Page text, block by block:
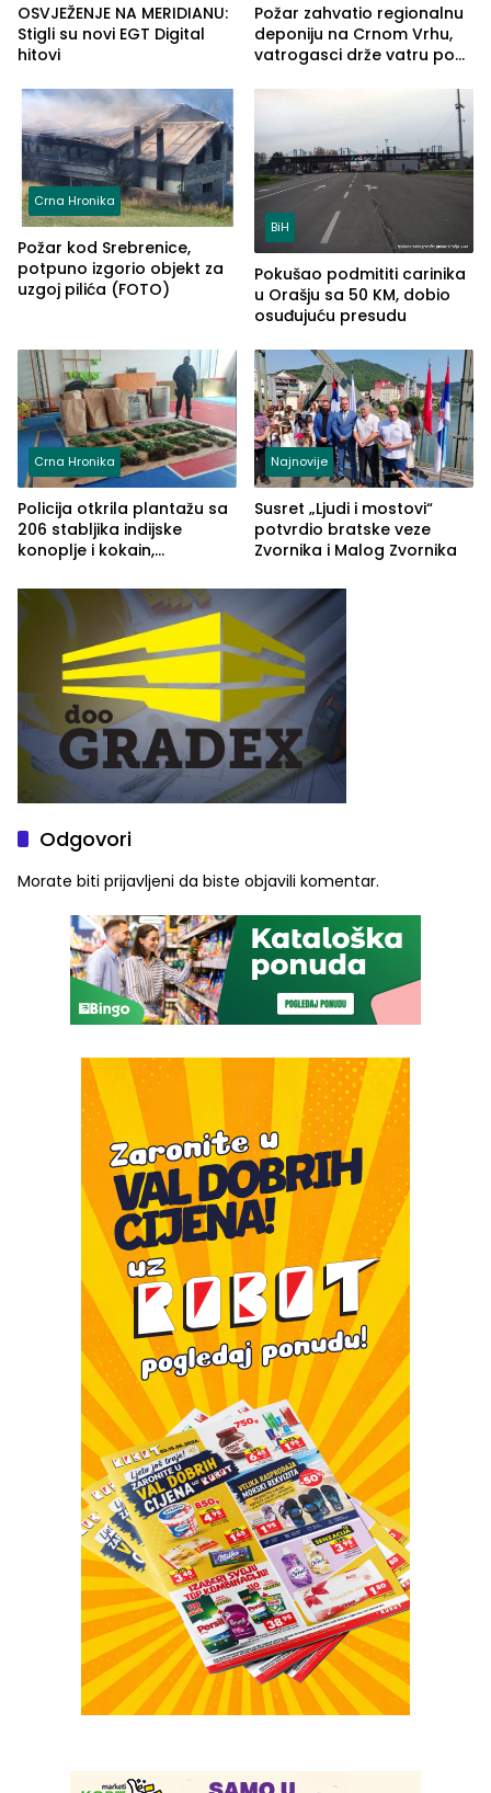
OSVJEŽENJE NA MERIDIANU:
Stigli su novi EGT Digital
hitovi
Požar zahvatio regionalnu
deponiju na Crnom Vrhu,
vatrogasci drže vatru pod
Crna Hronika
Požar kod Srebrenice,
potpuno izgorio objekt za
uzgoj pilića (FOTO)
BiH
Pokušao podmititi carinika
u Orašju sa 50 KM, dobio
osuđujuću presudu
Crna Hronika
Policija otkrila plantažu sa
206 stabljika indijske
konoplje i kokain,
(FOTO)
Najnovije
Susret „Ljudi i mostovi“
potvrdio bratske veze
Zvornika i Malog Zvornika
Odgovori
Morate biti prijavljeni da biste objavili komentar.